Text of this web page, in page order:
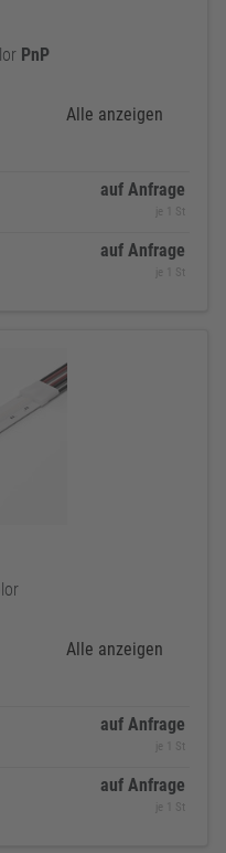
PnP
Alle anzeigen
auf Anfrage
je 1 St
auf Anfrage
je 1 St
Alle anzeigen
auf Anfrage
je 1 St
auf Anfrage
je 1 St